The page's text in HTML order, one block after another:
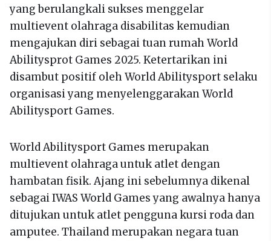
yang berulangkali sukses menggelar
multievent olahraga disabilitas kemudian
mengajukan diri sebagai tuan rumah World
Abilitysprot Games 2025. Ketertarikan ini
disambut positif oleh World Abilitysport selaku
organisasi yang menyelenggarakan World
Abilitysport Games.
World Abilitysport Games merupakan
multievent olahraga untuk atlet dengan
hambatan fisik. Ajang ini sebelumnya dikenal
sebagai IWAS World Games yang awalnya hanya
ditujukan untuk atlet pengguna kursi roda dan
amputee. Thailand merupakan negara tuan